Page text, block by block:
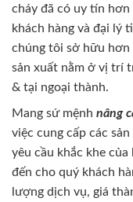
cháy đã có uy tín
khách hàng và đại lý
chúng tôi sở hữu hơn
sản xuất nằm ở vị trí
& tại ngoại thành.
Mang sứ mệnh nâng
việc cung cấp các
yêu cầu khắc khe của
đến cho quý khách
lượng dịch vụ, giá